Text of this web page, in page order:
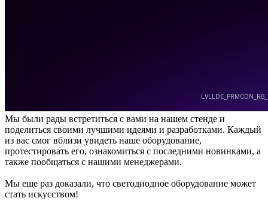
Мы были рады встретиться с вами на нашем стенде и
поделиться своими лучшими идеями и разработками. Каждый
из вас смог вблизи увидеть наше оборудование,
протестировать его, ознакомиться с последними новинками, а
также пообщаться с нашими менеджерами.
Мы еще раз доказали, что светодиодное оборудование может
стать искусством!